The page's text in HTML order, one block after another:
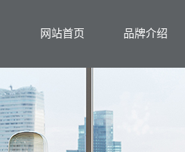
网站首页 品牌介绍